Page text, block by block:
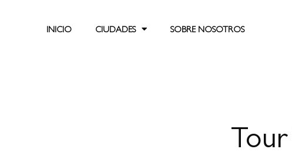
INICIO CIUDADES SOBRE NOSOTROS